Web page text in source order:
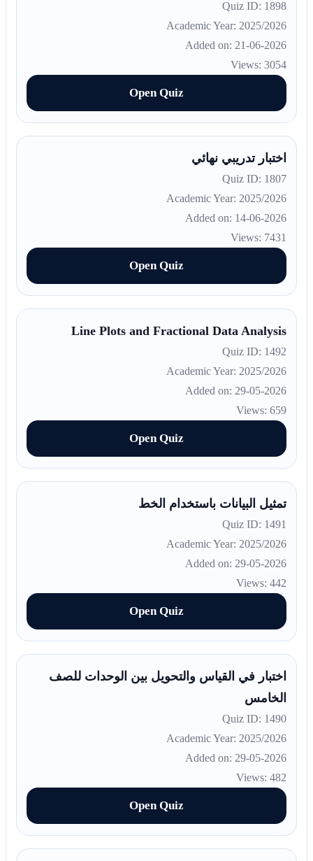
Quiz ID: 1898
Academic Year: 2025/2026
Added on: 21-06-2026
Views: 3054
Open Quiz
اختبار تدريبي نهائي
Quiz ID: 1807
Academic Year: 2025/2026
Added on: 14-06-2026
Views: 7431
Open Quiz
Line Plots and Fractional Data Analysis
Quiz ID: 1492
Academic Year: 2025/2026
Added on: 29-05-2026
Views: 659
Open Quiz
تمثيل البيانات باستخدام الخط
Quiz ID: 1491
Academic Year: 2025/2026
Added on: 29-05-2026
Views: 442
Open Quiz
اختبار في القياس والتحويل بين الوحدات للصف
الخامس
Quiz ID: 1490
Academic Year: 2025/2026
Added on: 29-05-2026
Views: 482
Open Quiz